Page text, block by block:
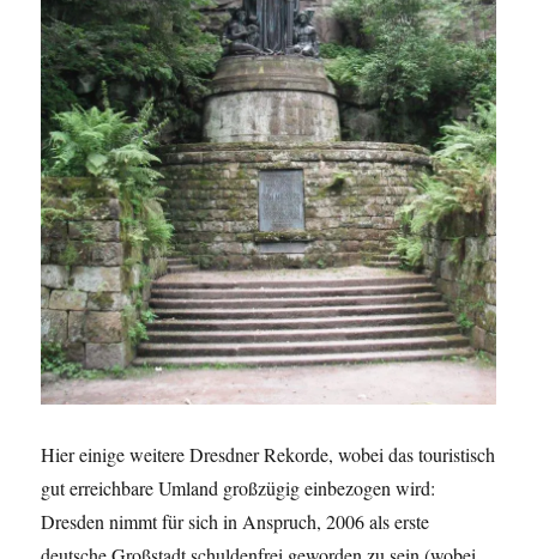
Hier einige weitere Dresdner Rekorde, wobei das touristisch
gut erreichbare Umland großzügig einbezogen wird:
Dresden nimmt für sich in Anspruch, 2006 als erste